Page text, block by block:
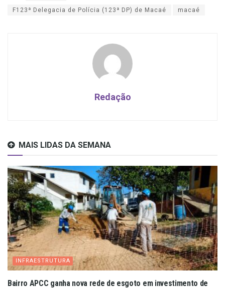
F123ª Delegacia de Polícia (123ª DP) de Macaé macaé
Redação
MAIS LIDAS DA SEMANA
INFRAESTRUTURA
Bairro APCC ganha nova rede de esgoto em investimento de